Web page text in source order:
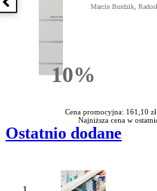
Poprzednia książka
10%Rabatu
Marcin Burdzik,
Cena promocyjna: 161,10 zł |
Najniższa cena w
Ostatnio dodane